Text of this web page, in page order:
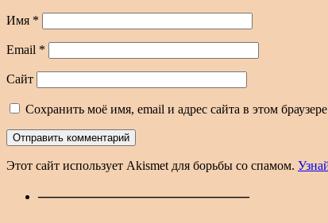
Имя *
Email *
Сайт
Сохранить моё имя, email и адрес сайта в этом
Этот сайт использует Akismet для борьбы со спамом.
——————————————